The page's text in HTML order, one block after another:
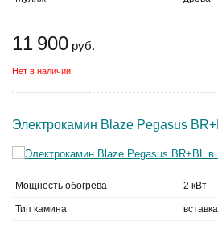
11 900 руб.
Нет в наличии
Электрокамин Blaze Pegasus
Мощность обогрева 2 кВт
Тип камина вставка